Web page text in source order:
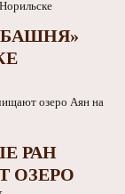
РАН
ОЗЕРО